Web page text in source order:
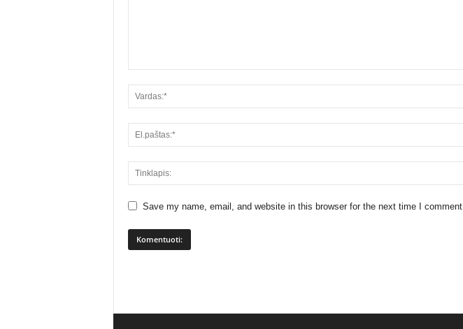
Save my name, email, and website in this browser for the next time I comment.